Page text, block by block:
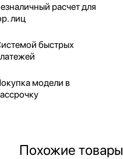
расчет для
лиц
быстрых
модели в
Похожие товары